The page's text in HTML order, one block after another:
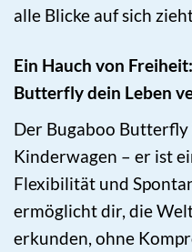
alle Blicke auf sich
Ein Hauch von
Butterfly dein Leben
Der Bugaboo
Kinderwagen – er ist
Flexibilität und
ermöglicht dir, die
erkunden, ohne